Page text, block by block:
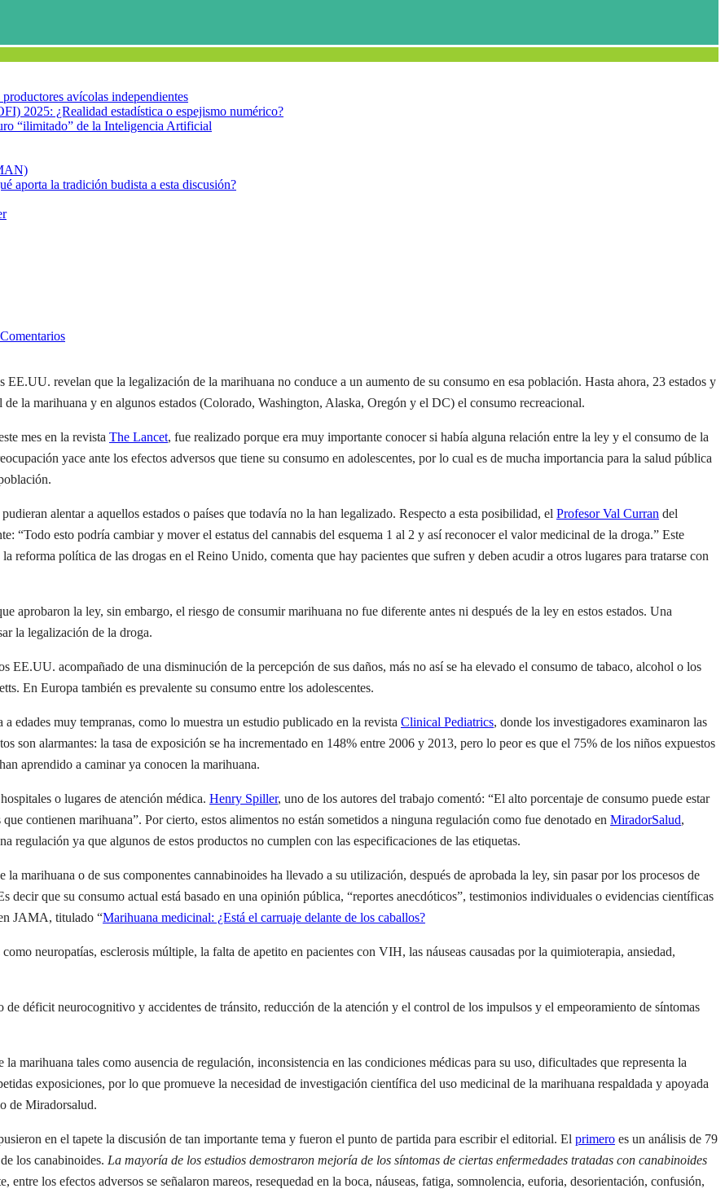
avícolas independientes
2025: ¿Realidad estadística o espejismo numérico?
“ilimitado” de la Inteligencia Artificial
aporta la tradición budista a esta discusión?
revelan que la legalización de la marihuana no conduce a un aumento de su consumo en esa población. Hasta ahora, 23 estados y
la marihuana y en algunos estados (Colorado, Washington, Alaska, Oregón y el DC) el consumo recreacional.
mes en la revista The Lancet, fue realizado porque era muy importante conocer si había alguna relación entre la ley y el consumo de la
yace ante los efectos adversos que tiene su consumo en adolescentes, por lo cual es de mucha importancia para la salud pública
alentar a aquellos estados o países que todavía no la han legalizado. Respecto a esta posibilidad, el Profesor Val Curran del
esto podría cambiar y mover el estatus del cannabis del esquema 1 al 2 y así reconocer el valor medicinal de la droga.” Este
reforma política de las drogas en el Reino Unido, comenta que hay pacientes que sufren y deben acudir a otros lugares para tratarse con
aprobaron la ley, sin embargo, el riesgo de consumir marihuana no fue diferente antes ni después de la ley en estos estados. Una
la legalización de la droga.
EE.UU. acompañado de una disminución de la percepción de sus daños, más no así se ha elevado el consumo de tabaco, alcohol o los
En Europa también es prevalente su consumo entre los adolescentes.
edades muy tempranas, como lo muestra un estudio publicado en la revista Clinical Pediatrics, donde los investigadores examinaron las
son alarmantes: la tasa de exposición se ha incrementado en 148% entre 2006 y 2013, pero lo peor es que el 75% de los niños expuestos
aprendido a caminar ya conocen la marihuana.
o lugares de atención médica. Henry Spiller, uno de los autores del trabajo comentó: “El alto porcentaje de consumo puede estar
contienen marihuana”. Por cierto, estos alimentos no están sometidos a ninguna regulación como fue denotado en MiradorSalud,
regulación ya que algunos de estos productos no cumplen con las especificaciones de las etiquetas.
marihuana o de sus componentes cannabinoides ha llevado a su utilización, después de aprobada la ley, sin pasar por los procesos de
que su consumo actual está basado en una opinión pública, “reportes anecdóticos”, testimonios individuales o evidencias científicas
JAMA, titulado “Marihuana medicinal: ¿Está el carruaje delante de los caballos?
neuropatías, esclerosis múltiple, la falta de apetito en pacientes con VIH, las náuseas causadas por la quimioterapia, ansiedad,
de déficit neurocognitivo y accidentes de tránsito, reducción de la atención y el control de los impulsos y el empeoramiento de síntomas
marihuana tales como ausencia de regulación, inconsistencia en las condiciones médicas para su uso, dificultades que representa la
exposiciones, por lo que promueve la necesidad de investigación científica del uso medicinal de la marihuana respaldada y apoyada
de Miradorsalud.
en el tapete la discusión de tan importante tema y fueron el punto de partida para escribir el editorial. El primero es un análisis de 79
los canabinoides. La mayoría de los estudios demostraron mejoría de los síntomas de ciertas enfermedades tratadas con canabinoides
entre los efectos adversos se señalaron mareos, resequedad en la boca, náuseas, fatiga, somnolencia, euforia, desorientación, confusión,